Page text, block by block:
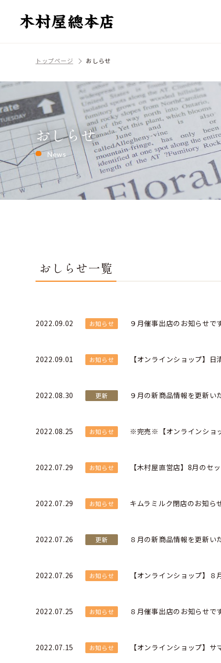
トップページ おしらせ
おしらせ
News
おしらせ一覧
2022.09.02 お知らせ ９月催事出店のお知らせで
2022.09.01 お知らせ 【オンラインショップ】
2022.08.30 更新 ９月の新商品情報を更新い
2022.08.25 お知らせ ※完売※【オンラインショ
2022.07.29 お知らせ 【木村屋直営店】8月のセ
2022.07.29 お知らせ キムラミルク閉店のお知ら
2022.07.26 更新 ８月の新商品情報を更新い
2022.07.26 お知らせ 【オンラインショップ】
2022.07.25 お知らせ ８月催事出店のお知らせで
2022.07.15 お知らせ 【オンラインショップ】